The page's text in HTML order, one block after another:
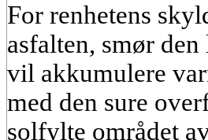
For renhetens
asfalten, smør
vil akkumulere
med den sure
solfylte området